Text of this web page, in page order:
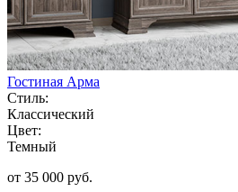
Гостиная Арма
Стиль:
Классический
Цвет:
Темный
от 35 000 руб.